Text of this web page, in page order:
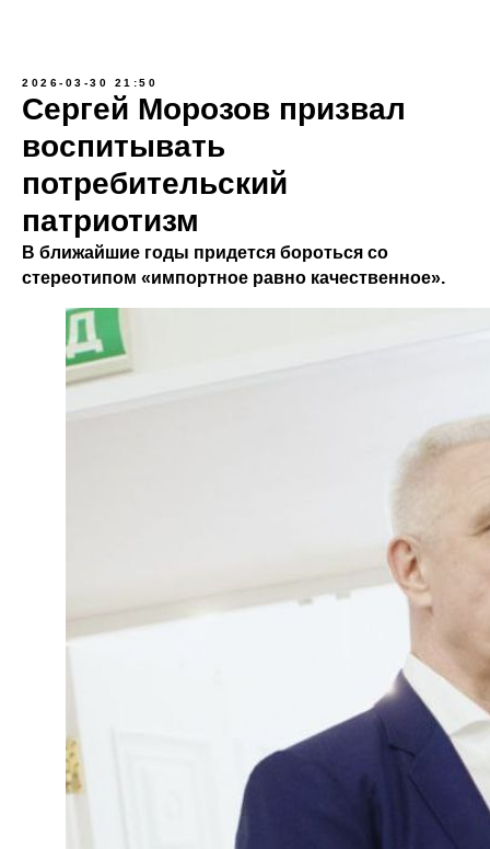
2026-03-30 21:50
Сергей Морозов призвал
воспитывать
потребительский
патриотизм
В ближайшие годы придется бороться со
стереотипом «импортное равно качественное».